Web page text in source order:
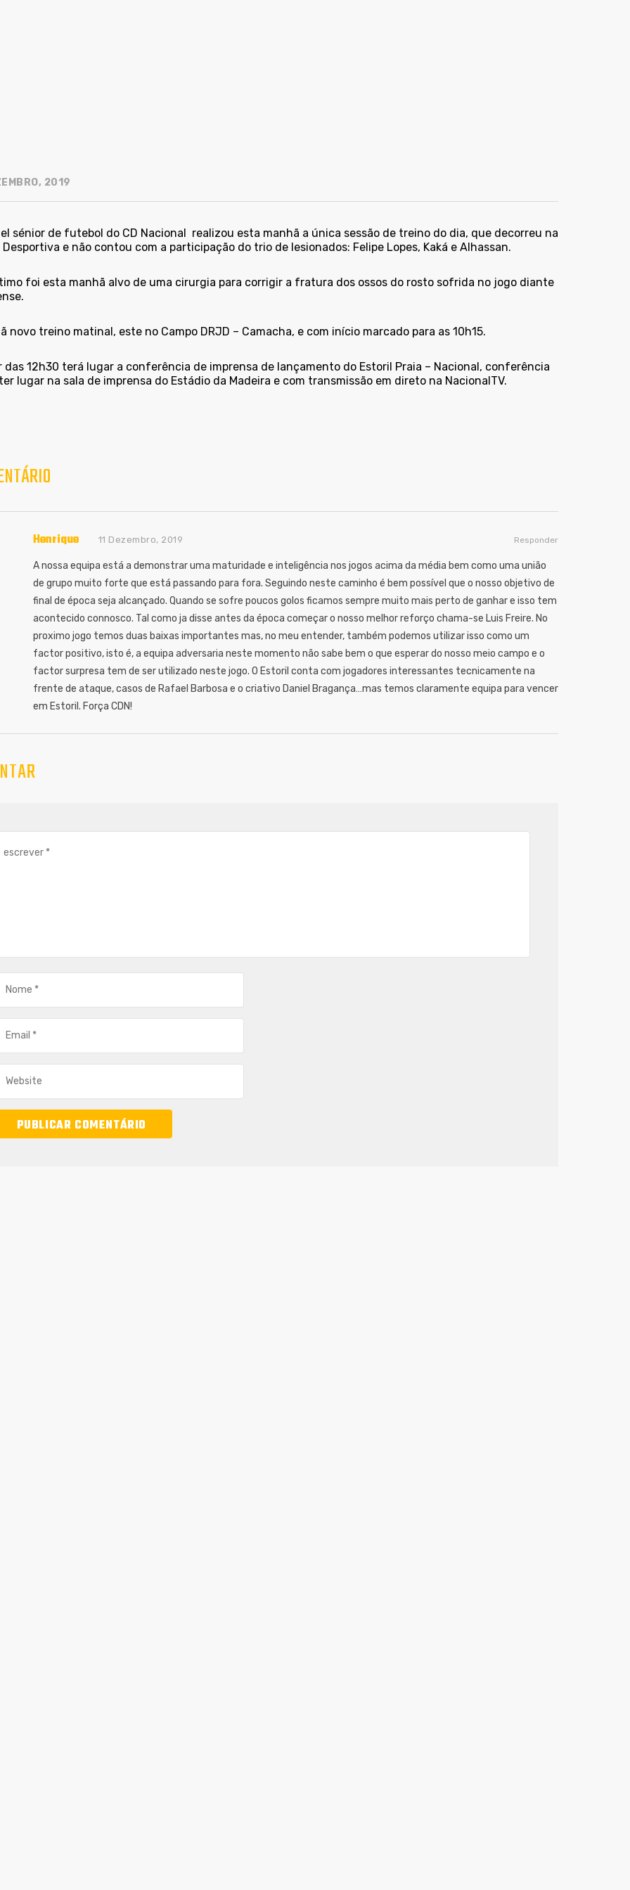
2019
sénior de futebol do CD Nacional realizou esta manhã a única sessão de treino do dia, que decorreu na
e não contou com a participação do trio de lesionados: Felipe Lopes, Kaká e Alhassan.
foi esta manhã alvo de uma cirurgia para corrigir a fratura dos ossos do rosto sofrida no jogo diante
novo treino matinal, este no Campo DRJD – Camacha, e com início marcado para as 10h15.
das 12h30 terá lugar a conferência de imprensa de lançamento do Estoril Praia – Nacional, conferência
lugar na sala de imprensa do Estádio da Madeira e com transmissão em direto na NacionalTV.
Henrique 11 Dezembro, 2019
A nossa equipa está a demonstrar uma maturidade e inteligência nos jogos acima da média bem como uma união
de grupo muito forte que está passando para fora. Seguindo neste caminho é bem possível que o nosso objetivo de
final de época seja alcançado. Quando se sofre poucos golos ficamos sempre muito mais perto de ganhar e isso tem
acontecido connosco. Tal como ja disse antes da época começar o nosso melhor reforço chama-se Luis Freire. No
proximo jogo temos duas baixas importantes mas, no meu entender, também podemos utilizar isso como um
factor positivo, isto é, a equipa adversaria neste momento não sabe bem o que esperar do nosso meio campo e o
factor surpresa tem de ser utilizado neste jogo. O Estoril conta com jogadores interessantes tecnicamente na
frente de ataque, casos de Rafael Barbosa e o criativo Daniel Bragança…mas temos claramente equipa para vencer
em Estoril. Força CDN!
Responder